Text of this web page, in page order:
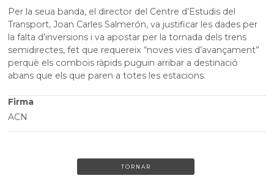
Per la seua banda, el director del Centre d’Estudis del
Transport, Joan Carles Salmerón, va justificar les dades per
la falta d’inversions i va apostar per la tornada dels trens
semidirectes, fet que requereix “noves vies d’avançament”
perquè els combois ràpids puguin arribar a destinació
abans que els que paren a totes les estacions.
Firma
ACN
TORNAR